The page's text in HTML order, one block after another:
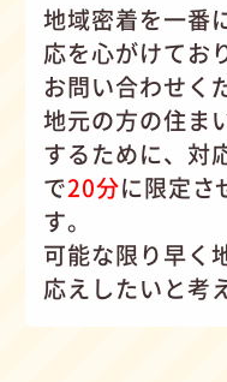
地域密着を一番
応を心がけてお
お問い合わせく
地元の方の住ま
するために、対
で20分に限定さ
す。
可能な限り早く
応えしたいと考